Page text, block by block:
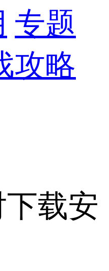
专题
攻略
载安